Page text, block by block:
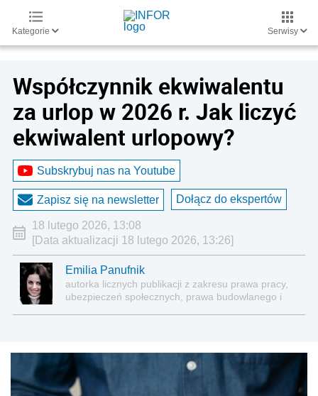
Kategorie Serwisy
Współczynnik ekwiwalentu
za urlop w 2026 r. Jak liczyć
ekwiwalent urlopowy?
Subskrybuj nas na Youtube
Zapisz się na newsletter Dołącz do ekspertów
18 lutego 2026, 13:08
[Data aktualizacji 18 lutego 2026, 13:26]
Emilia Panufnik
autorka licznych publikacji z zakresu prawa pracy,
ubezpieczeń społecznych, prawa budowlanego i